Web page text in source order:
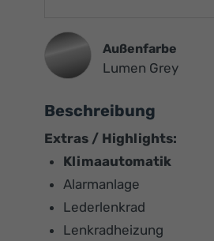
Außenfarbe
Lumen Grey
Beschreibung
Extras / Highlights:
Klimaautomatik
Alarmanlage
Lederlenkrad
Lenkradheizung